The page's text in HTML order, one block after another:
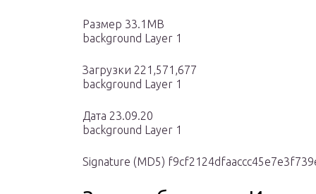
Размер 33.1MB
background Layer 1
Загрузки 221,571,677
background Layer 1
Дата 23.09.20
background Layer 1
Signature (MD5)